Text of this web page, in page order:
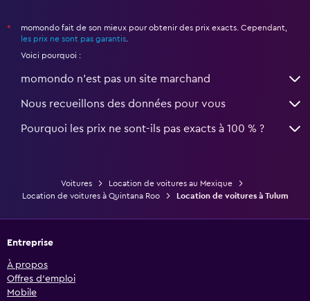
*
momondo fait de son mieux pour obtenir des prix exacts. Cependant,
les prix ne sont pas garantis
Voici pourquoi :
momondo n'est pas un site marchand
Nous recueillons des données pour vous
Pourquoi les prix ne sont-ils pas exacts à 100 % ?
Voitures
Location de voitures au Mexique
Location de voitures à Quintana Roo
Location de voitures à Tulum
Entreprise
À propos
Offres d’emploi
Mobile